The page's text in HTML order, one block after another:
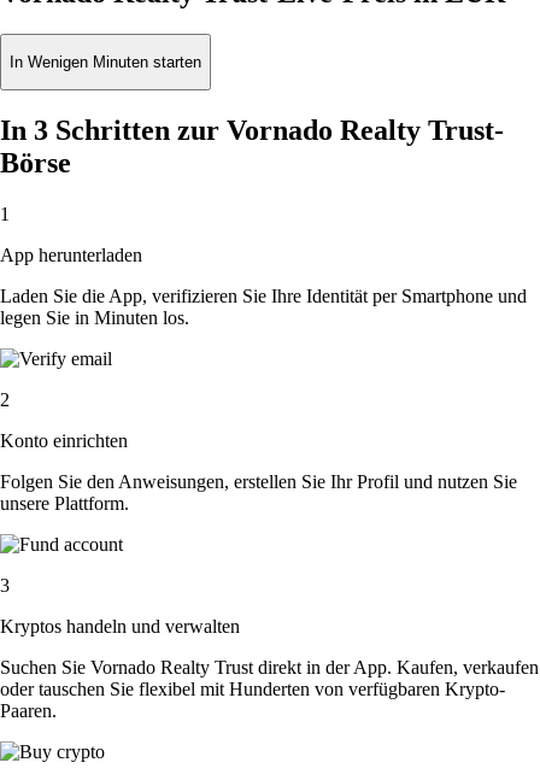
In Wenigen Minuten starten
In 3 Schritten zur Vornado Realty Trust-
Börse
1
App herunterladen
Laden Sie die App, verifizieren Sie Ihre Identität per Smartphone und
legen Sie in Minuten los.
2
Konto einrichten
Folgen Sie den Anweisungen, erstellen Sie Ihr Profil und nutzen Sie
unsere Plattform.
3
Kryptos handeln und verwalten
Suchen Sie Vornado Realty Trust direkt in der App. Kaufen, verkaufen
oder tauschen Sie flexibel mit Hunderten von verfügbaren Krypto-
Paaren.